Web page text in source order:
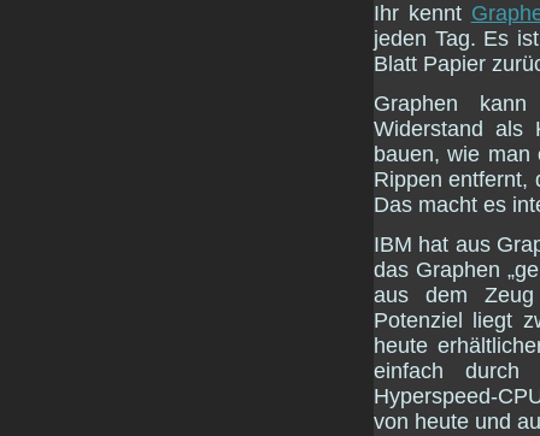
Ihr kennt
jeden Tag. Es
Blatt Papier
Graphen
Widerstand als
bauen, wie
Rippen entfernt,
Das macht es
IBM hat aus
das Graphen
aus dem
Potenziel liegt
heute
einfach durch
Hyperspeed-
von heute und